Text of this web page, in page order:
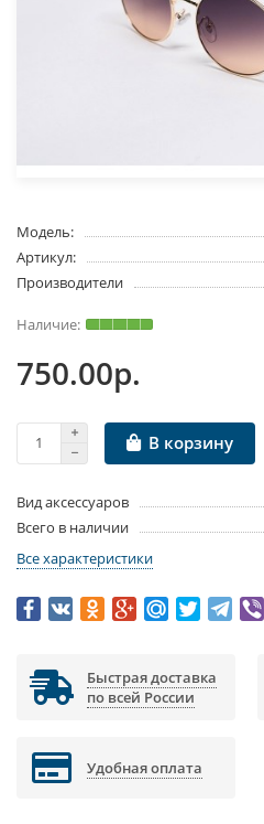
Модель:
Артикул:
Производители
750.00р.
В корзину
Вид аксессуаров
Всего в наличии
Все характеристики
Быстрая доставка
по всей России
Удобная оплата